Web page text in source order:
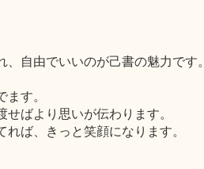
自由でいいのが己書の魅力です。
す。
ばより思いが伝わります。
ば、きっと笑顔になります。